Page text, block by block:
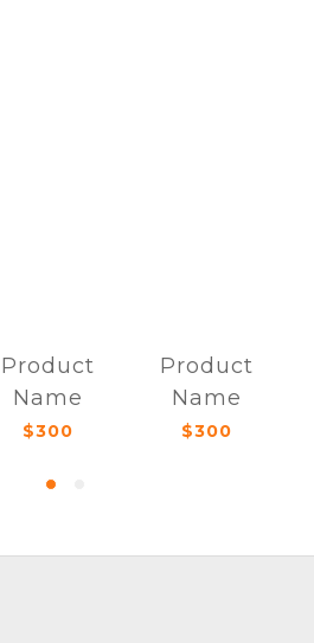
Product
Name
$300
Product
Name
$300